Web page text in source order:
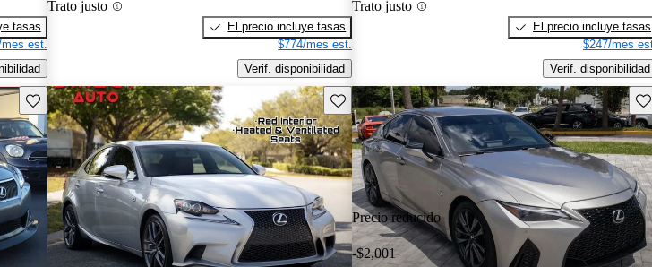
tasas
est.
Trato justo
El precio incluye tasas
$774/mes est.
Verif. disponibilidad
Trato justo
El precio incluye tasas
$247/mes
Verif. disponibilidad
Guarda este Aviso Guarda este Aviso
Precio reducido
-$2,001